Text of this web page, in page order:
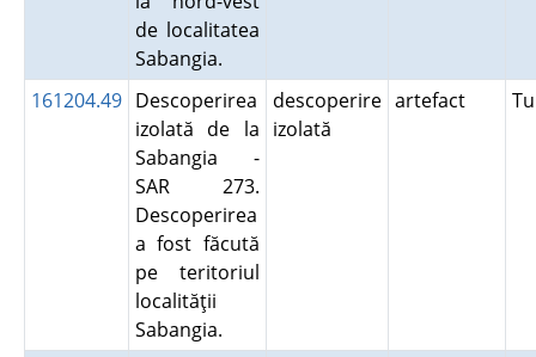
de localitatea
Sabangia.
161204.49 Descoperirea
izolată de la
Sabangia -
SAR 273.
Descoperirea
a fost făcută
pe teritoriul
localităţii
Sabangia.
descoperire
izolată
artefact